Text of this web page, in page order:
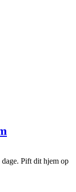
Pift dit hjem op